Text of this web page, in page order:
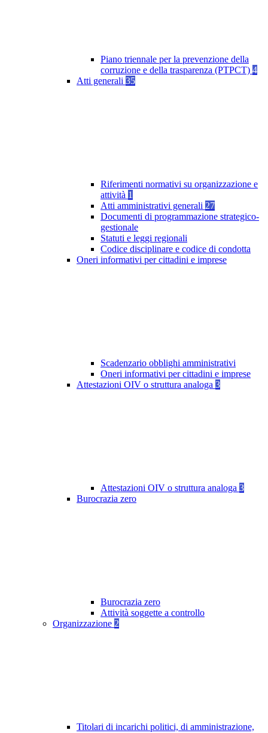
Piano triennale per la prevenzione della
corruzione e della trasparenza (PTPCT) 4
Atti generali 35
Riferimenti normativi su organizzazione e
attività 1
Atti amministrativi generali 27
Documenti di programmazione strategico-
gestionale
Statuti e leggi regionali
Codice disciplinare e codice di condotta
Oneri informativi per cittadini e imprese
Scadenzario obblighi amministrativi
Oneri informativi per cittadini e imprese
Attestazioni OIV o struttura analoga 3
Attestazioni OIV o struttura analoga 3
Burocrazia zero
Burocrazia zero
Attività soggette a controllo
Organizzazione 2
Titolari di incarichi politici, di amministrazione,